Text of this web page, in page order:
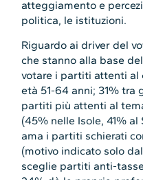
atteggiamento e
politica, le istituzioni.
Riguardo ai driver del
che stanno alla base
votare i partiti attenti al
età 51-64 anni; 31% tra
partiti più attenti al
(45% nelle Isole, 41%
ama i partiti schierati
(motivo indicato solo
sceglie partiti anti-